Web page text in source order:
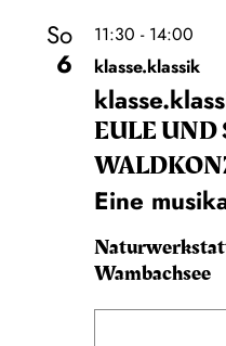
So
6
11:30 - 14:00
klasse.klassik
EULE UND
Eine
Wambachsee